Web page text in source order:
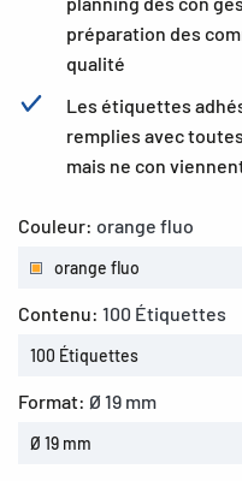
préparation des
qualité
Les étiquettes
remplies avec
mais ne con
Couleur: orange fluo
orange fluo
Contenu: 100 Étiquettes
100 Étiquettes
Format: Ø 19 mm
Ø 19 mm